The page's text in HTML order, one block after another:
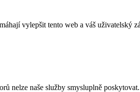
vylepšit tento web a váš uživatelský
nelze naše služby smysluplně poskytovat.